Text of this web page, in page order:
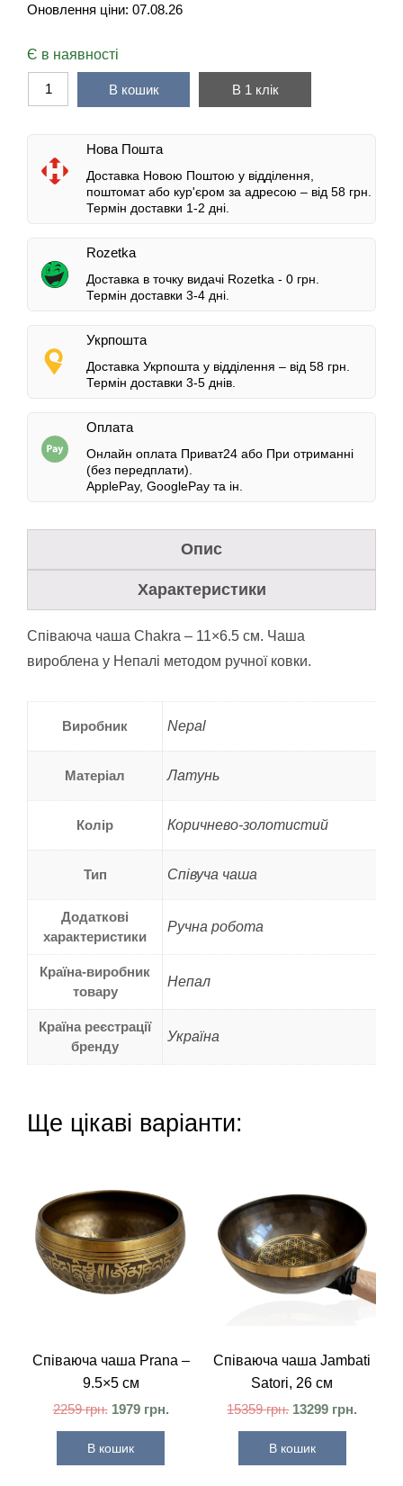
Оновлення ціни: 07.08.26
Є в наявності
В кошик В 1 клік
Нова Пошта
Доставка Новою Поштою у відділення,
поштомат або кур'єром за адресою – від 58 грн.
Термін доставки 1-2 дні.
Rozetka
Доставка в точку видачі Rozetka - 0 грн.
Термін доставки 3-4 дні.
Укрпошта
Доставка Укрпошта у відділення – від 58 грн.
Термін доставки 3-5 днів.
Оплата
Онлайн оплата Приват24 або При отриманні
(без передплати).
ApplePay, GooglePay та ін
Опис
Характеристики
Співаюча чаша Chakra – 11×6.5 см. Чаша
вироблена у Непалі методом ручної ковки.
Виробник Nepal
Матеріал Латунь
Колір Коричнево-золотистий
Тип Співуча чаша
Додаткові
характеристики
Ручна робота
Країна-виробник
товару
Непал
Країна реєстрації
бренду
Україна
Ще цікаві варіанти:
Співаюча чаша Prana –
9.5×5 см
2259грн. 1979 грн.
В кошик
Співаюча чаша Jambati
Satori, 26 см
15359грн. 13299 грн.
В кошик